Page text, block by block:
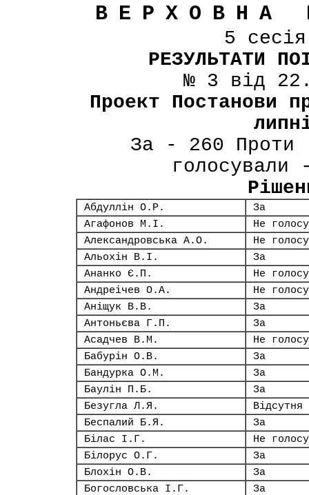
ВЕРХОВНА
5
РЕЗУЛЬТАТИ
№ 3 від
Проект Постанови
За - 260 Проти
Абдуллін О.Р.
За
Агафонов М.І.
Не
Александровська А.О.
Не
Альохін В.І.
За
Ананко Є.П.
Не
Андреічев О.А.
Не
Аніщук В.В.
За
Антоньєва Г.П.
За
Асадчев В.М.
Не
Бабурін О.В.
За
Бандурка О.М.
За
Баулін П.Б.
За
Безугла Л.Я.
Відсутня
Беспалий Б.Я.
За
Білас І.Г.
Не
Білорус О.Г.
За
Блохін О.В.
За
Богословська І.Г.
За